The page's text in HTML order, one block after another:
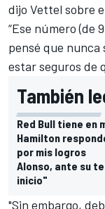
dijo Vettel sobre
“Ese número (de
pensé que nunca
estar seguros de
También
Red Bull tiene en
Hamilton
por mis logros
Alonso, ante su
inicio"
"Sin embargo,